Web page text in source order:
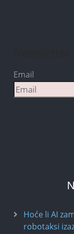
Email
Hoće li AI
robotaksi